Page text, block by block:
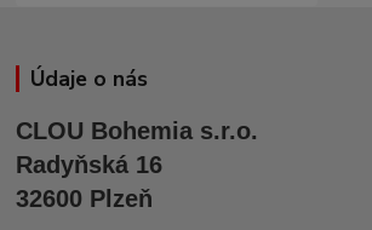
Údaje o nás
CLOU Bohemia s.r.o.
Radyňská 16
32600 Plzeň